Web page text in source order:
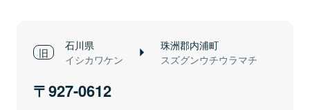
石川県
イシカワケン
珠洲郡内浦町
スズグンウチウラマチ
927-0612